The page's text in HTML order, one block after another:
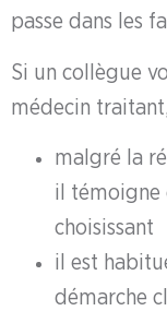
passe dans les
Si un collègue
médecin
malgré la
il témoigne
choisissant
il est
démarche